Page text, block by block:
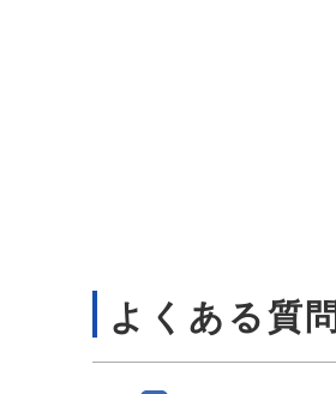
よくある質